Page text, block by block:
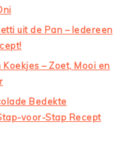
uit de Pan – Iedereen
– Zoet, Mooi en
Bedekte
voor-Stap Recept